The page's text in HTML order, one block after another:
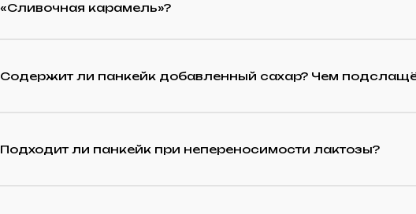
«Сливочная карамель»?
Содержит ли панкейк добавленный сахар? Чем
Подходит ли панкейк при непереносимости лактозы?